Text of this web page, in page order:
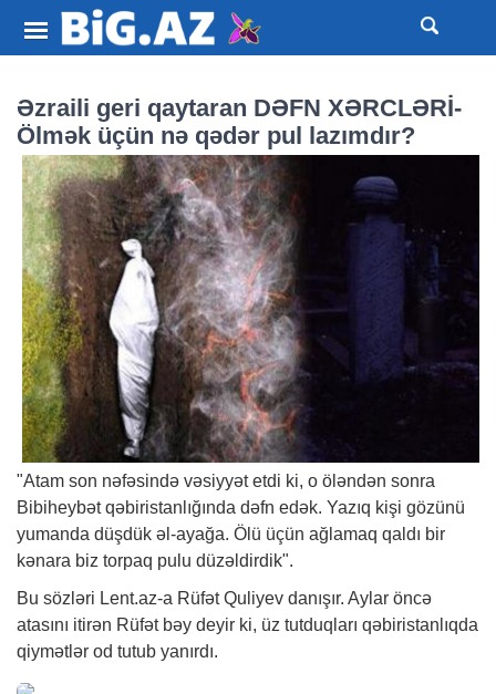
Əzraili geri qaytaran DƏFN XƏRCLƏRİ-
Ölmək üçün nə qədər pul lazımdır?
"Atam son nəfəsində vəsiyyət etdi ki, o öləndən sonra
Bibiheybət qəbiristanlığında dəfn edək. Yazıq kişi gözünü
yumanda düşdük əl-ayağa. Ölü üçün ağlamaq qaldı bir
kənara biz torpaq pulu düzəldirdik".
Bu sözləri Lent.az-a Rüfət Quliyev danışır. Aylar öncə
atasını itirən Rüfət bəy deyir ki, üz tutduqları qəbiristanlıqda
qiymətlər od tutub yanırdı.